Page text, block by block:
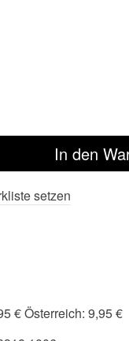
setzen
€ Österreich: 9,95 €